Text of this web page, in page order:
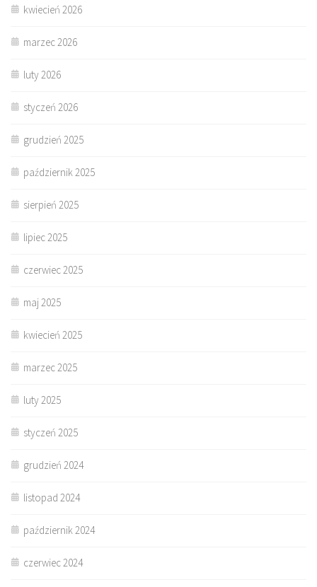
kwiecień 2026
marzec 2026
luty 2026
styczeń 2026
grudzień 2025
październik 2025
sierpień 2025
lipiec 2025
czerwiec 2025
maj 2025
kwiecień 2025
marzec 2025
luty 2025
styczeń 2025
grudzień 2024
listopad 2024
październik 2024
czerwiec 2024